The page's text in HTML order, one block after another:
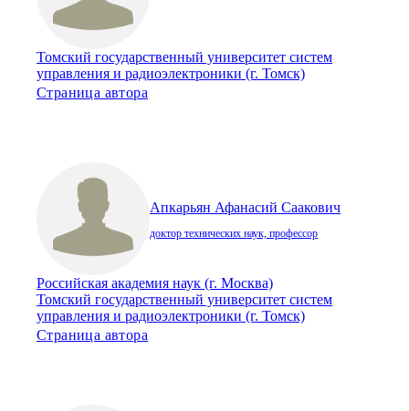
Томский государственный университет систем
управления и радиоэлектроники (г. Томск)
Страница автора
Апкарьян Афанасий Саакович
доктор технических наук, профессор
Российская академия наук (г. Москва)
Томский государственный университет систем
управления и радиоэлектроники (г. Томск)
Страница автора